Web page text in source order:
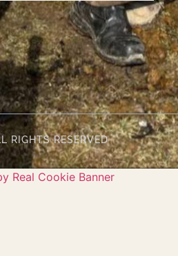
RIGHTS RESERVED
Real Cookie Banner